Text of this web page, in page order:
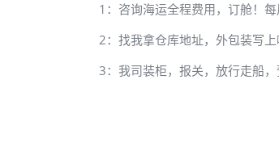
1：咨询海运全程费用，订舱！每
2：找我拿仓库地址，外包装写上
3：我司装柜，报关，放行走船